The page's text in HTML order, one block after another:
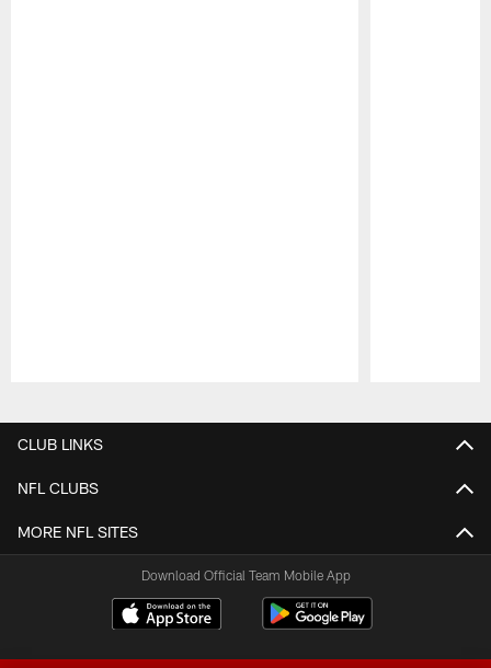
CLUB LINKS
NFL CLUBS
MORE NFL SITES
Download Official Team Mobile App